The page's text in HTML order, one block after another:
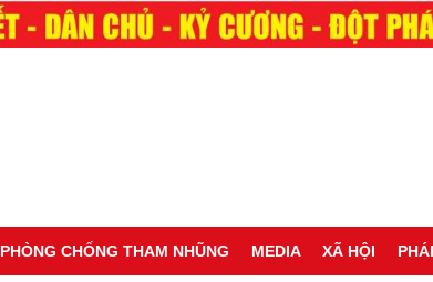
PHÒNG CHỐNG THAM NHŨNG MEDIA XÃ HỘI